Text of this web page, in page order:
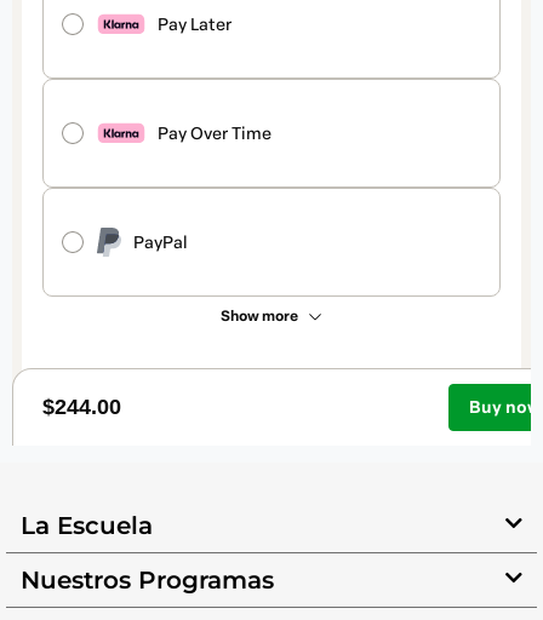
La Escuela
Nuestros Programas